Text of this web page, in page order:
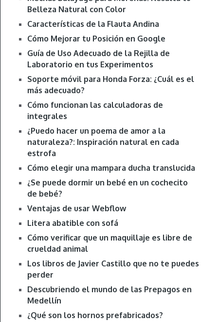
Belleza Natural con Color
Características de la Flauta Andina
Cómo Mejorar tu Posición en Google
Guía de Uso Adecuado de la Rejilla de
Laboratorio en tus Experimentos
Soporte móvil para Honda Forza: ¿Cuál es el
más adecuado?
Cómo funcionan las calculadoras de
integrales
¿Puedo hacer un poema de amor a la
naturaleza?: Inspiración natural en cada
estrofa
Cómo elegir una mampara ducha translucida
¿Se puede dormir un bebé en un cochecito
de bebé?
Ventajas de usar Webflow
Litera abatible con sofá
Cómo verificar que un maquillaje es libre de
crueldad animal
Los libros de Javier Castillo que no te puedes
perder
Descubriendo el mundo de las Prepagos en
Medellín
¿Qué son los hornos prefabricados?